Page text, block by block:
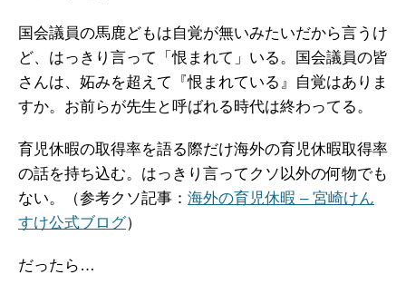
国会議員の馬鹿どもは自覚が無いみたいだから言うけ
ど、はっきり言って「恨まれて」いる。国会議員の皆
さんは、妬みを超えて『恨まれている』自覚はありま
すか。お前らが先生と呼ばれる時代は終わってる。
育児休暇の取得率を語る際だけ海外の育児休暇取得率
の話を持ち込む。はっきり言ってクソ以外の何物でも
ない。（参考クソ記事： 海外の育児休暇 – 宮崎けん
すけ公式ブログ）
だったら…